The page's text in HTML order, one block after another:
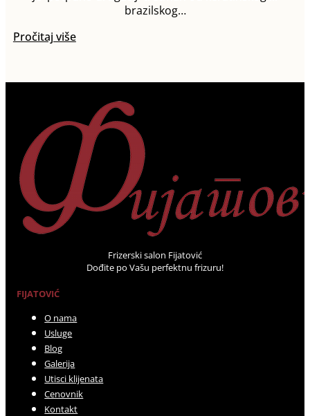
brazilskog…
Pročitaj više
Frizerski salon Fijatović
Dođite po Vašu perfektnu frizuru!
FIJATOVIĆ
O nama
Usluge
Blog
Galerija
Utisci klijenata
Cenovnik
Kontakt